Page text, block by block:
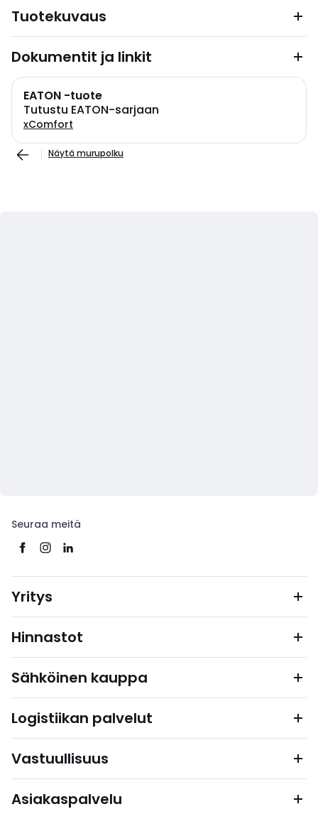
Tuotekuvaus
Dokumentit ja linkit
EATON -tuote
Tutustu EATON-sarjaan
xComfort
Näytä murupolku
Seuraa meitä
Yritys
Hinnastot
Sähköinen kauppa
Logistiikan palvelut
Vastuullisuus
Asiakaspalvelu